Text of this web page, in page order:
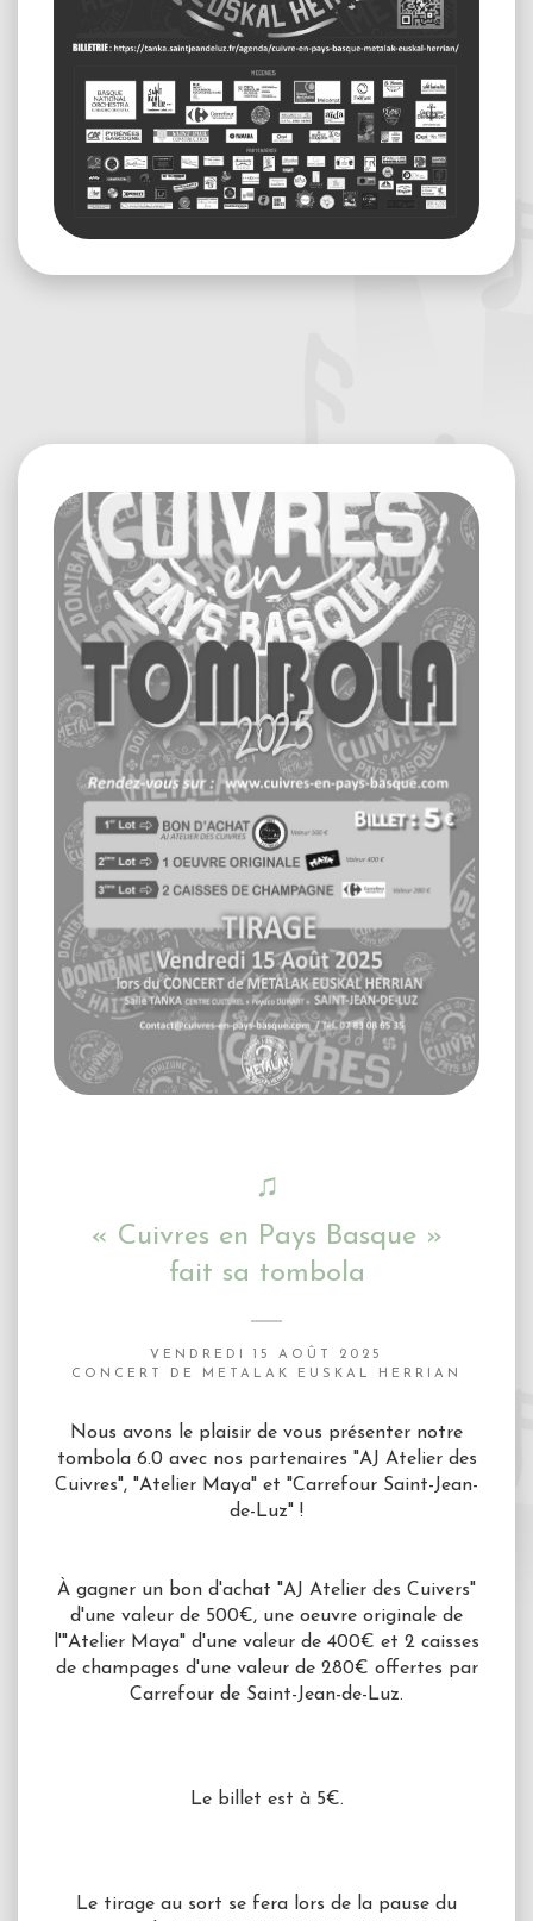
♫
« Cuivres en Pays Basque »
fait sa tombola
VENDREDI 15 AOÛT 2025
CONCERT DE METALAK EUSKAL HERRIAN
Nous avons le plaisir de vous présenter notre
tombola 6.0 avec nos partenaires "AJ Atelier des
Cuivres", "Atelier Maya" et "Carrefour Saint-Jean-
de-Luz" !
À gagner un bon d'achat "AJ Atelier des Cuivers"
d'une valeur de 500€, une oeuvre originale de
l'"Atelier Maya" d'une valeur de 400€ et 2 caisses
de champages d'une valeur de 280€ offertes par
Carrefour de Saint-Jean-de-Luz.
Le billet est à 5€.
Le tirage au sort se fera lors de la pause du